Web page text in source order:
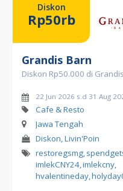
Diskon
Rp50rb
Grandis Barn
Diskon Rp50.000 di
22 Jun 2026 s.d 31 Aug
Cafe & Resto
Jawa Tengah
Diskon, Livin'Poin
restoregsmg,
imlekCNY24,imlekcny,
hvalentineday,